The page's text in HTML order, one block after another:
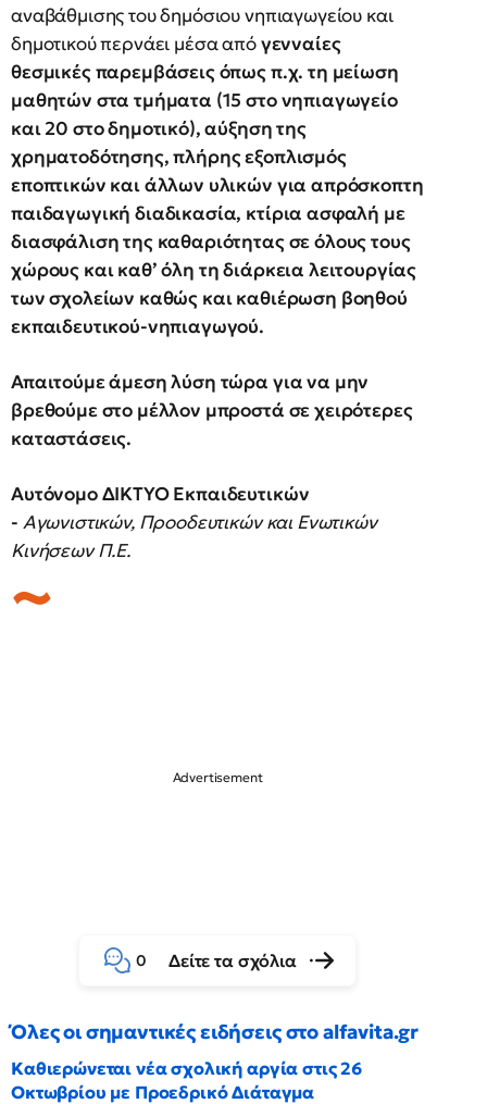
αναβάθμισης του δημόσιου νηπιαγωγείου και
δημοτικού περνάει μέσα απόγενναίες
θεσμικές παρεμβάσεις όπως π.χ. τη μείωση
μαθητών στα τμήματα (15 στο νηπιαγωγείο
και 20 στο δημοτικό), αύξηση της
χρηματοδότησης, πλήρης εξοπλισμός
εποπτικών και άλλων υλικών για απρόσκοπτη
παιδαγωγική διαδικασία, κτίρια ασφαλή με
διασφάλιση της καθαριότητας σε όλους τους
χώρους και καθ’ όλη τη διάρκεια λειτουργίας
των σχολείων καθώς και καθιέρωση βοηθού
εκπαιδευτικού-νηπιαγωγού.
Απαιτούμε άμεση λύση τώρα για να μην
βρεθούμε στο μέλλον μπροστά σε χειρότερες
καταστάσεις.
Αυτόνομο ΔΙΚΤΥΟ Εκπαιδευτικών
- Αγωνιστικών, Προοδευτικών και Ενωτικών
Κινήσεων Π.Ε.
0 Δείτε τα σχόλια
Όλες οι σημαντικές ειδήσεις στο alfavita.gr
Καθιερώνεται νέα σχολική αργία στις 26
Οκτωβρίου με Προεδρικό Διάταγμα